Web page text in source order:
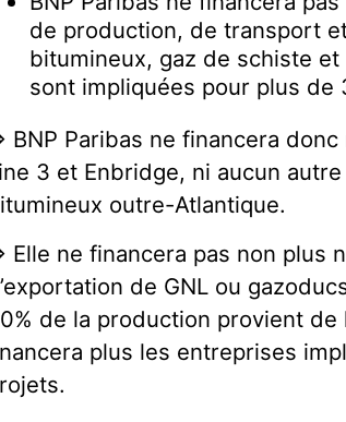
de production, de transport
bitumineux, gaz de schiste
sont impliquées pour plus de
BNP Paribas ne financera
3 et Enbridge, ni aucun
outre-Atlantique.
Elle ne financera pas non plus
de GNL ou
de la production provient
plus les entreprises